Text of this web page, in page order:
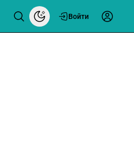
Войти